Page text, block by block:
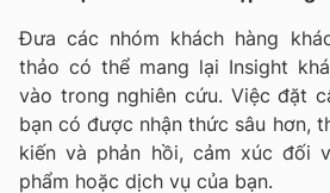
Đưa các nhóm khách hàng
thảo có thể mang lại Insight
vào trong nghiên cứu. Việc đặt
bạn có được nhận thức sâu hơn,
kiến và phản hồi, cảm xúc đối
phẩm hoặc dịch vụ của bạn.